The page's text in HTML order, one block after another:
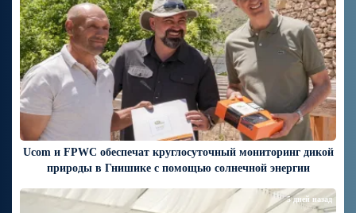
Ucom и FPWC обеспечат круглосуточный мониторинг дикой
природы в Гнишике с помощью солнечной энергии
5 дней назад